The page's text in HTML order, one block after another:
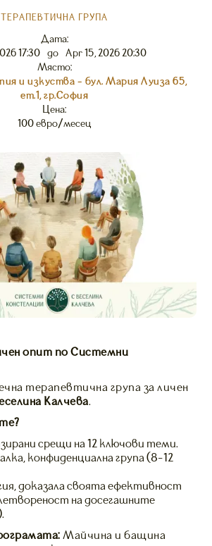
ТЕРАПЕВТИЧНА ГРУПА
Дата:
17:30
до
Apr 15, 2026 20:30
Място:
и изкуства - бул. Мария Луиза 65,
ет.1, гр.София
Цена:
100 евро/месец
опит по Системни
терапевтична група за личен
Калчева.
срещи на 12 ключови теми.
конфиденциална група (8-12
доказала своята ефективност
на досегашните
Майчина и бащина